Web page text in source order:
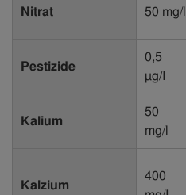
Nitrat 50 mg/l
Pestizide
0,5
µg/I
Kalium
50
mg/l
Kalzium
400